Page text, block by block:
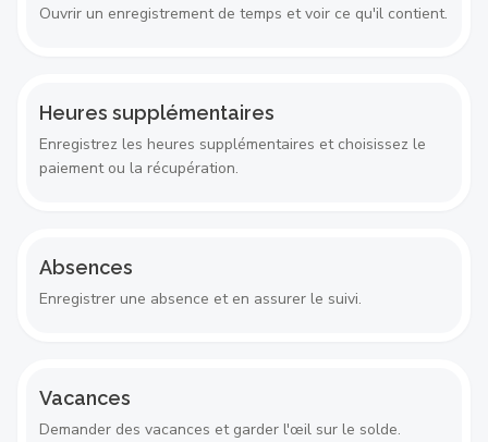
Ouvrir un enregistrement de temps et voir ce qu'il contient.
Heures supplémentaires
Enregistrez les heures supplémentaires et choisissez le
paiement ou la récupération.
Absences
Enregistrer une absence et en assurer le suivi.
Vacances
Demander des vacances et garder l'œil sur le solde.